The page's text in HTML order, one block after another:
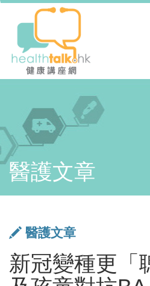
醫護文章
醫護文章
新冠變種更「